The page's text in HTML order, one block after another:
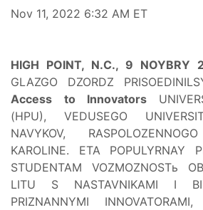
Nov 11, 2022 6:32 AM ET
HIGH POINT, N.C., 9 NOYBRY
GLAZGO DZORDZ
Access to Innovators
(HPU), VEDUSEGO
NAVYKOV,
KAROLINE. ETA POPULYRNAY
STUDENTAM VOZMOZNOSTь
LITU S NASTAVNIKAMI I
PRIZNANNYMI